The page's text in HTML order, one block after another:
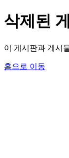
삭제된
이 게시판과 게시
홈으로 이동